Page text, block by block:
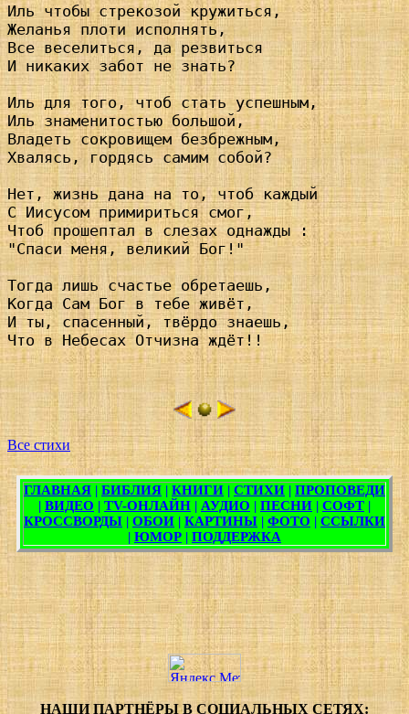
Иль чтобы стрекозой кружиться,
Желанья плоти исполнять,
Все веселиться, да резвиться
И никаких забот не знать?
Иль для того, чтоб стать успешным,
Иль знаменитостью большой,
Владеть сокровищем безбрежным,
Хвалясь, гордясь самим собой?
Нет, жизнь дана на то, чтоб каждый
С Иисусом примириться смог,
Чтоб прошептал в слезах однажды :
"Спаси меня, великий Бог!"
Тогда лишь счастье обретаешь,
Когда Сам Бог в тебе живёт,
И ты, спасенный, твёрдо знаешь,
Что в Небесах Отчизна ждёт!!
Все стихи